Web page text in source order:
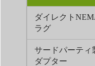
ダイレクト
ラグ
サードパーティ
ダプター